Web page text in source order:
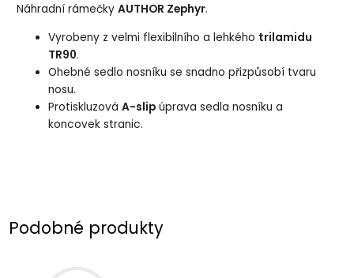
Náhradní rámečkyAUTHOR Zephyr.
Vyrobeny z velmi flexibilního a lehkého trilamidu
TR90.
Ohebné sedlo nosníku se snadno přizpůsobí tvaru
nosu.
ProtiskluzováA-slip úprava sedla nosníku a
koncovek stranic.
Podobné produkty